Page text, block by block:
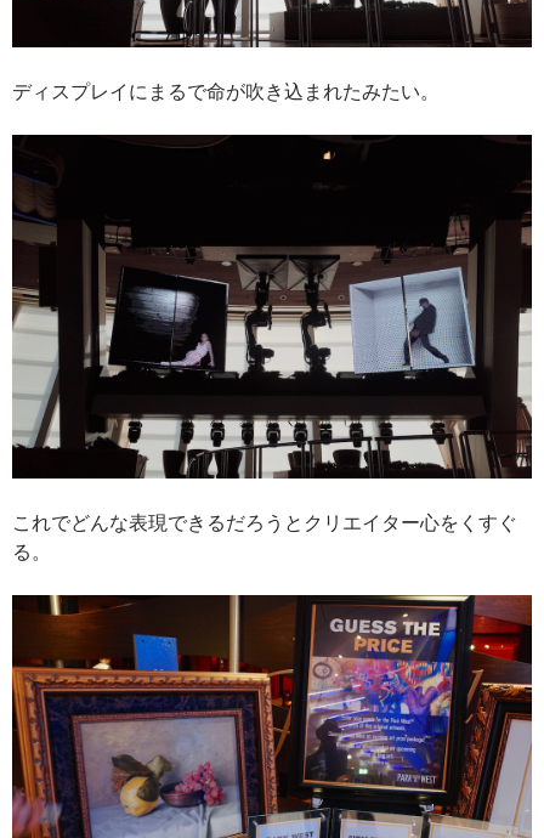
ディスプレイにまるで命が吹き込まれたみたい。
これでどんな表現できるだろうとクリエイター心をくすぐ
る。